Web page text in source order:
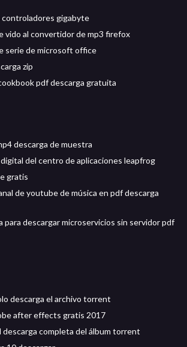
gigabyte
vido al convertidor de mp3 firefox
serie de microsoft office
zip
pdf descarga gratuita
descarga de muestra
del centro de aplicaciones leapfrog
gratis
de youtube de música en pdf descarga
para descargar microservicios sin servidor pdf
descarga el archivo torrent
after effects gratis 2017
completa del álbum torrent